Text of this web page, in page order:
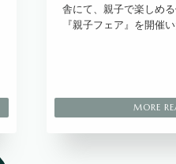
舎にて、親子で楽しめ
『親子フェア』を開催い